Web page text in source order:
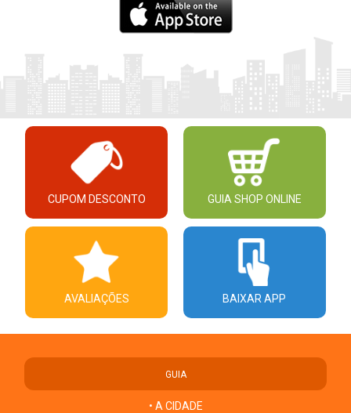
CUPOM DESCONTO GUIA SHOP ONLINE
AVALIAÇÕES BAIXAR APP
GUIA
• A CIDADE